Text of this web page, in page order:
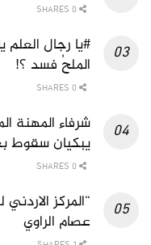
#يا رجال العلم
الملحُ فسد ؟!
شرفاء المهنة
يبكيان سقوط
“المركز
عصام الراوي